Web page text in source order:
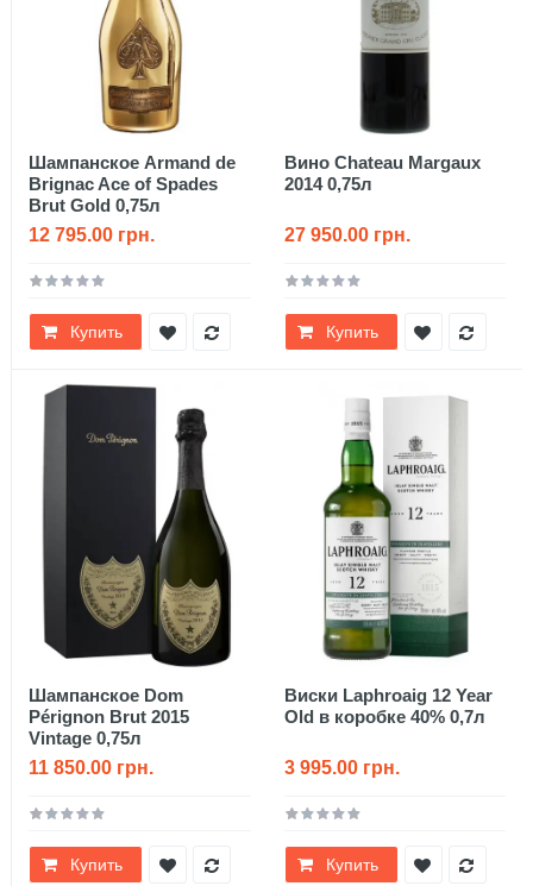
Шампанское Armand de
Brignac Ace of Spades
Brut Gold 0,75л
12 795.00 грн.
Купить
Вино Chateau Margaux
2014 0,75л
27 950.00 грн.
Купить
Шампанское Dom
Pérignon Brut 2015
Vintage 0,75л
11 850.00 грн.
Купить
Виски Laphroaig 12 Year
Old в коробке 40% 0,7л
3 995.00 грн.
Купить